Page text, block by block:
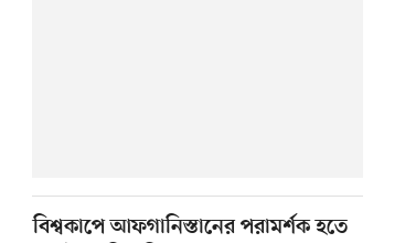
বিশ্বকাপে আফগানিস্তানের পরামর্শক হতে